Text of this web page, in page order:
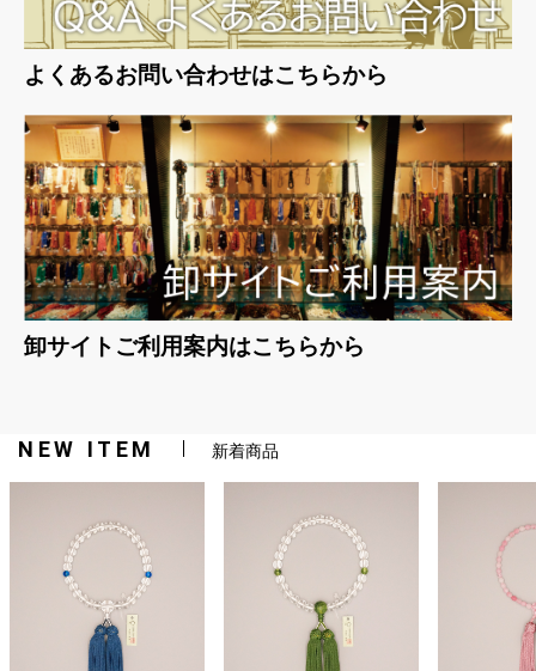
よくあるお問い合わせはこちらから
卸サイトご利用案内はこちらから
NEW ITEM 新着商品